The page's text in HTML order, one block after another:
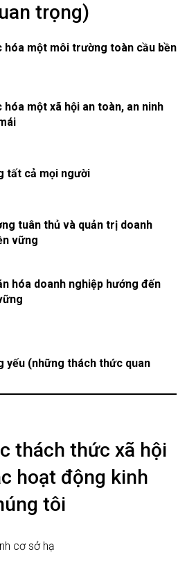
trọng)
hóa một môi trường toàn cầu bền
hóa một xã hội an toàn, an ninh
tất cả mọi người
tuân thủ và quản trị doanh
vững
hóa doanh nghiệp hướng đến
yếu (những thách thức quan
thách thức xã hội
hoạt động kinh
tôi
cơ sở hạ